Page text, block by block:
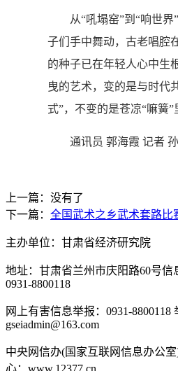
从“吼塌窑”到“响世界”
子们手中舞动，古老唱腔
的种子已在年轻人心中生
曳的艺术，变的是与时代
式”，不变的是苍凉“嘛簧”
通讯员 郭海霞 记者 孙
上一篇：没有了
下一篇： 全国武术之乡武术套路比
主办单位：甘肃省经济研究院
地址：甘肃省兰州市庆阳路60号信
0931-8800118
网上有害信息举报：0931-8800118
gseiadmin@163.com
中央网信办(国家互联网信息办公
心：www.12377.cn